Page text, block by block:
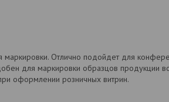
Отлично подойдет для
для маркировки образцов продукции
оформлении розничных витрин.